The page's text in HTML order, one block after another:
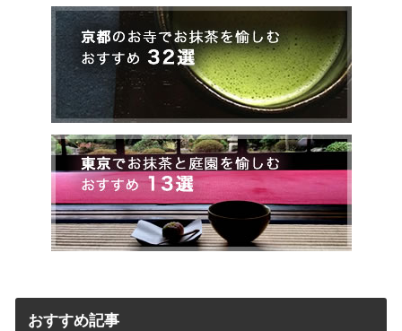
おすすめ記事